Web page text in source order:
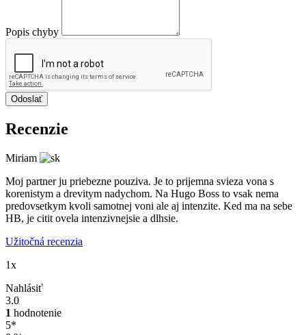
Popis chyby
Odoslať
Recenzie
Miriam
Moj partner ju priebezne pouziva. Je to prijemna svieza vona s
korenistym a drevitym nadychom. Na Hugo Boss to vsak nema
predovsetkym kvoli samotnej voni ale aj intenzite. Ked ma na sebe
HB, je citit ovela intenzivnejsie a dlhsie.
Užitočná recenzia
1x
Nahlásiť
3.0
1 hodnotenie
5*